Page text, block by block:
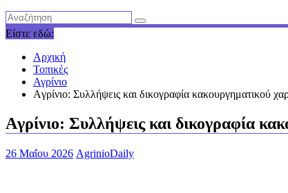
Είστε εδώ:
Αρχική
Τοπικές
Αγρίνιο
Aγρίνιο: Συλλήψεις και δικογραφία κακουργηματικού
Aγρίνιο: Συλλήψεις και δικογραφία
26 Μαΐου 2026 AgrinioDaily